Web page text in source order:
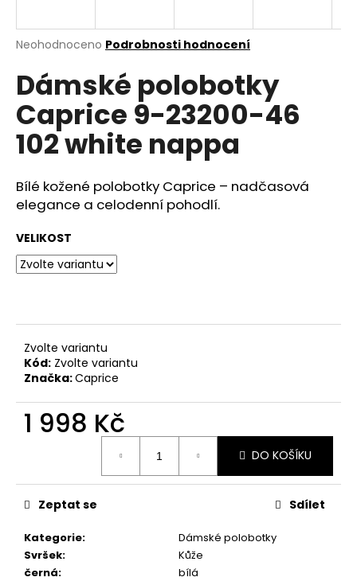
Průměrné
produktu
je
0,0
z
5
hvězdiček.
Neohodnoceno Podrobnosti hodnocení
Dámské polobotky
Caprice 9-23200-46
102 white nappa
Bílé kožené polobotky Caprice – nadčasová
elegance a celodenní pohodlí.
VELIKOST
Zvolte variantu
Kód: Zvolte variantu
Značka:Caprice
1 998 Kč
DO KOŠÍKU
Kategorie:
Dámské polobotky
Svršek:
Kůže
černá:
bílá
Zeptat se Sdílet
j
t
?
HLEDAT
D
o
r
u
č
u
e
m
2411300
298
Kč